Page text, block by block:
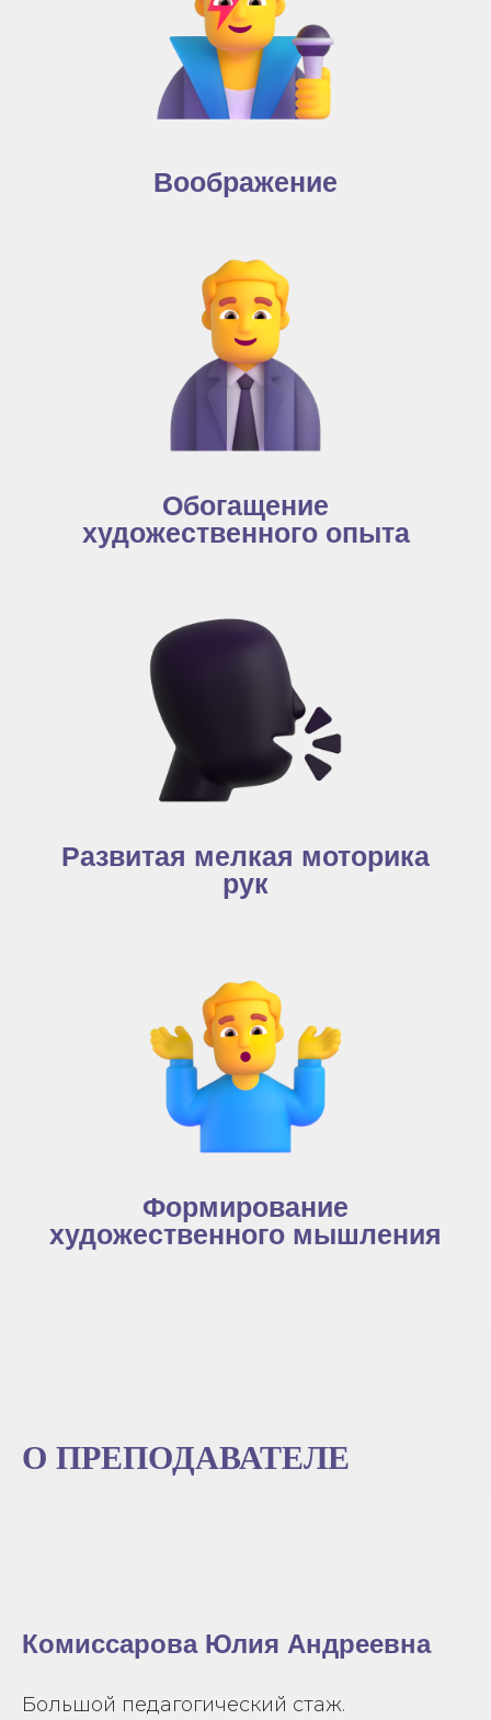
Воображение
Обогащение
художественного опыта
Развитая мелкая моторика
рук
Формирование
художественного мышления
О ПРЕПОДАВАТЕЛЕ
Комиссарова Юлия Андреевна
Большой педагогический стаж.